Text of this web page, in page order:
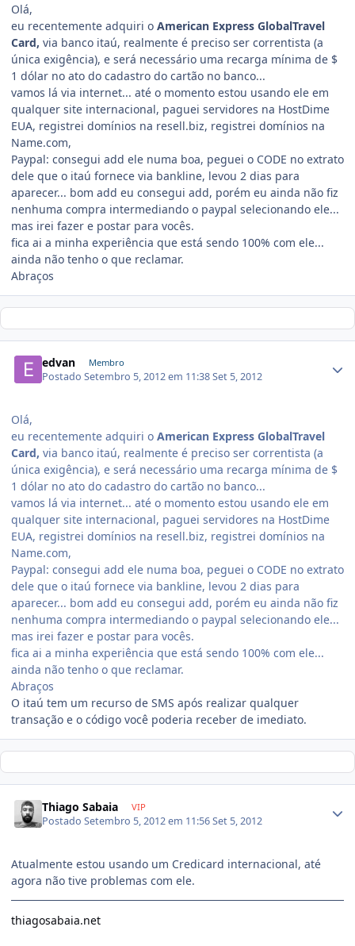
Olá,
eu recentemente adquiri o American Express GlobalTravel
Card, via banco itaú, realmente é preciso ser correntista (a
única exigência), e será necessário uma recarga mínima de $
1 dólar no ato do cadastro do cartão no banco...
vamos lá via internet... até o momento estou usando ele em
qualquer site internacional, paguei servidores na HostDime
EUA, registrei domínios na resell.biz, registrei domínios na
Name.com,
Paypal: consegui add ele numa boa, peguei o CODE no extrato
dele que o itaú fornece via bankline, levou 2 dias para
aparecer... bom add eu consegui add, porém eu ainda não fiz
nenhuma compra intermediando o paypal selecionando ele...
mas irei fazer e postar para vocês.
fica ai a minha experiência que está sendo 100% com ele...
ainda não tenho o que reclamar.
Abraços
edvan Membro
PostadoSetembro 5, 2012 em 11:38Set 5, 2012
Olá,
eu recentemente adquiri o American Express GlobalTravel
Card, via banco itaú, realmente é preciso ser correntista (a
única exigência), e será necessário uma recarga mínima de $
1 dólar no ato do cadastro do cartão no banco...
vamos lá via internet... até o momento estou usando ele em
qualquer site internacional, paguei servidores na HostDime
EUA, registrei domínios na resell.biz, registrei domínios na
Name.com,
Paypal: consegui add ele numa boa, peguei o CODE no extrato
dele que o itaú fornece via bankline, levou 2 dias para
aparecer... bom add eu consegui add, porém eu ainda não fiz
nenhuma compra intermediando o paypal selecionando ele...
mas irei fazer e postar para vocês.
fica ai a minha experiência que está sendo 100% com ele...
ainda não tenho o que reclamar.
Abraços
O itaú tem um recurso de SMS após realizar qualquer
transação e o código você poderia receber de imediato.
Thiago Sabaia VIP
PostadoSetembro 5, 2012 em 11:56Set 5, 2012
Atualmente estou usando um Credicard internacional, até
agora não tive problemas com ele.
thiagosabaia.net